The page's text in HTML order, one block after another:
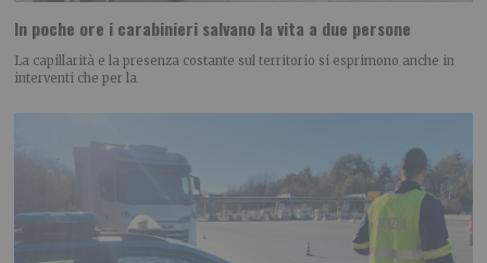
In poche ore i carabinieri salvano la vita a due persone
La capillarità e la presenza costante sul territorio si esprimono anche in
interventi che per la